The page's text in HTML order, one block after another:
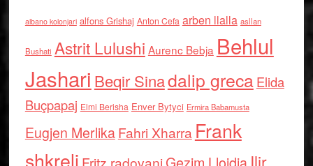
albano kolonjari alfons Grishaj Anton Cefa arben llalla asllan
Bushati Astrit Lulushi Aurenc Bebja Behlul
Jashari Beqir Sinadalip grecaElida
Buçpapaj Elmi Berisha Enver Bytyci Ermira Babamusta
Eugjen MerlikaFahri Xharra Frank
shkreli
Ilir